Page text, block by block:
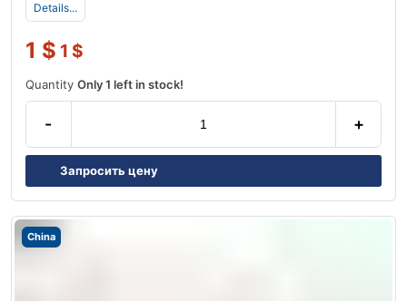
Details...
1 $ 1 $
Quantity Only 1 left in stock!
- +
Запросить цену
China